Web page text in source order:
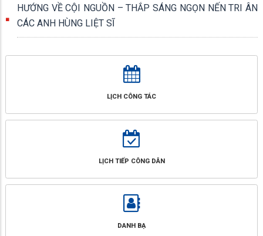
HƯỚNG VỀ CỘI NGUỒN – THẮP SÁNG NGỌN NẾN TRI ÂN
CÁC ANH HÙNG LIỆT SĨ
LỊCH CÔNG TÁC
LỊCH TIẾP CÔNG DÂN
DANH BẠ